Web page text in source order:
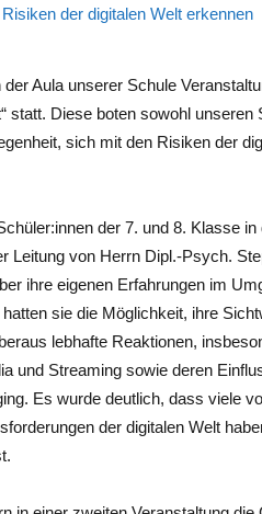
Aula unserer Schule
statt. Diese boten sowohl unseren
sich mit den Risiken der
der 7. und 8. Klasse in
Leitung von Herrn Dipl.-Psych.
ihre eigenen Erfahrungen im
sie die Möglichkeit, ihre
lebhafte Reaktionen,
und Streaming sowie deren
Es wurde deutlich, dass viele
der digitalen Welt